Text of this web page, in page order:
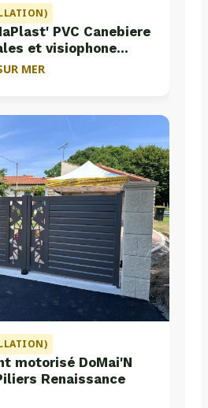
PVC Canebiere
et visiophone
MER
motorisé DoMai'N
Renaissance